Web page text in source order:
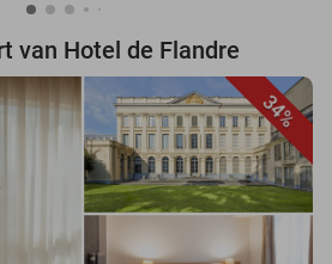
van Hotel de Flandre
34%